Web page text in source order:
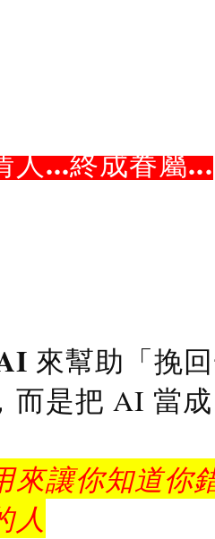
人...終成眷屬...
來幫助「挽
而是把 AI 當
來讓你知道你
人